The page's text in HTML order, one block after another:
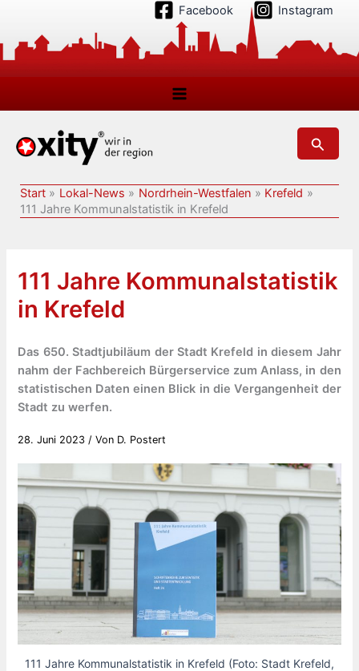
springen
Facebook Instagram
Suchen
Start Lokal-News Nordrhein-Westfalen
Krefeld
111 Jahre Kommunalstatistik in Krefeld
111 Jahre Kommunalstatistik
in Krefeld
Das 650. Stadtjubiläum der Stadt Krefeld in diesem Jahr
nahm der Fachbereich Bürgerservice zum Anlass, in den
statistischen Daten einen Blick in die Vergangenheit der
Stadt zu werfen.
28. Juni 2023 / Von D. Postert
111 Jahre Kommunalstatistik in Krefeld (Foto: Stadt Krefeld,